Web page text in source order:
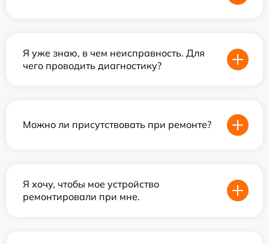
Я уже знаю, в чем неисправность. Для
чего проводить диагностику?
Можно ли присутствовать при ремонте?
Я хочу, чтобы мое устройство
ремонтировали при мне.